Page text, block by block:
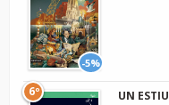
-5%
6º
UN ESTIU